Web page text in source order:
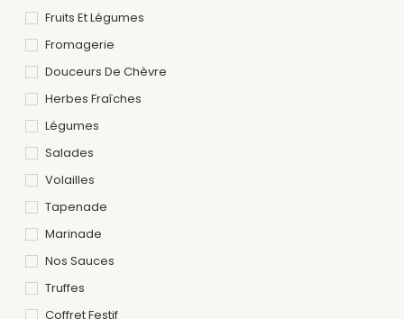
Fruits Et Légumes
Fromagerie
Douceurs De Chèvre
Herbes Fraîches
Légumes
Salades
Volailles
Tapenade
Marinade
Nos Sauces
Truffes
Coffret Festif